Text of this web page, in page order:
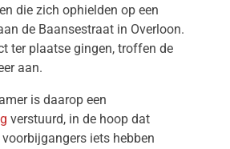
die zich ophielden op een
de Baansestraat in Overloon.
ter plaatse gingen, troffen de
aan.
is daarop een
verstuurd, in de hoop dat
iets hebben